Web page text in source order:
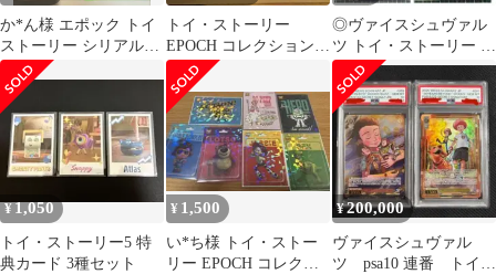
か*ん様 エポック トイ
ストーリー シリアルナ
ンバー入り Toy story
トイ・ストーリー
EPOCH コレクションカ
ード 大量まとめ売り
◎ヴァイスシュヴァル
ツ トイ・ストーリー カ
ードセット
¥1,050
トイ・ストーリー5 特
典カード 3種セット
¥ 1,500
い*ち様 トイ・ストー
リー EPOCH コレクシ
¥200,000
ヴァイスシュヴァル
ツ psa10 連番 トイス